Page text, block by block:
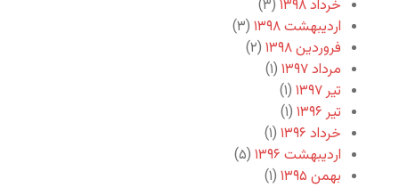
خرداد ۱۳۹۸
(۳)
اردیبهشت ۱۳۹۸
(۳)
فروردین ۱۳۹۸
(۲)
مرداد ۱۳۹۷
(۱)
تیر ۱۳۹۷
(۱)
تیر ۱۳۹۶
(۱)
خرداد ۱۳۹۶
(۱)
اردیبهشت ۱۳۹۶
(۵)
بهمن ۱۳۹۵
(۱)